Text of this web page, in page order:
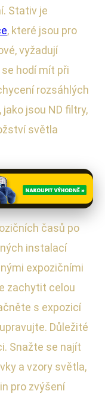
Stativ je
, které jsou pro
vyžadují
hodí mít při
rozsáhlých
jsou ND filtry,
světla
časů po
instalací
expozičními
zachytit celou
s expozicí
Důležité
Snažte se najít
a vzory světla,
pro zvýšení